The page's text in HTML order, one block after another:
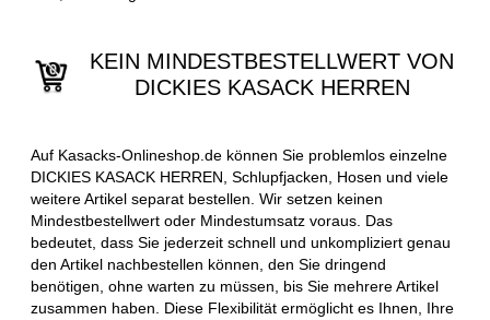
KEIN MINDESTBESTELLWERT VON
DICKIES KASACK HERREN
Auf Kasacks-Onlineshop.de können Sie problemlos einzelne
DICKIES KASACK HERREN, Schlupfjacken, Hosen und viele
weitere Artikel separat bestellen. Wir setzen keinen
Mindestbestellwert oder Mindestumsatz voraus. Das
bedeutet, dass Sie jederzeit schnell und unkompliziert genau
den Artikel nachbestellen können, den Sie dringend
benötigen, ohne warten zu müssen, bis Sie mehrere Artikel
zusammen haben. Diese Flexibilität ermöglicht es Ihnen, Ihre